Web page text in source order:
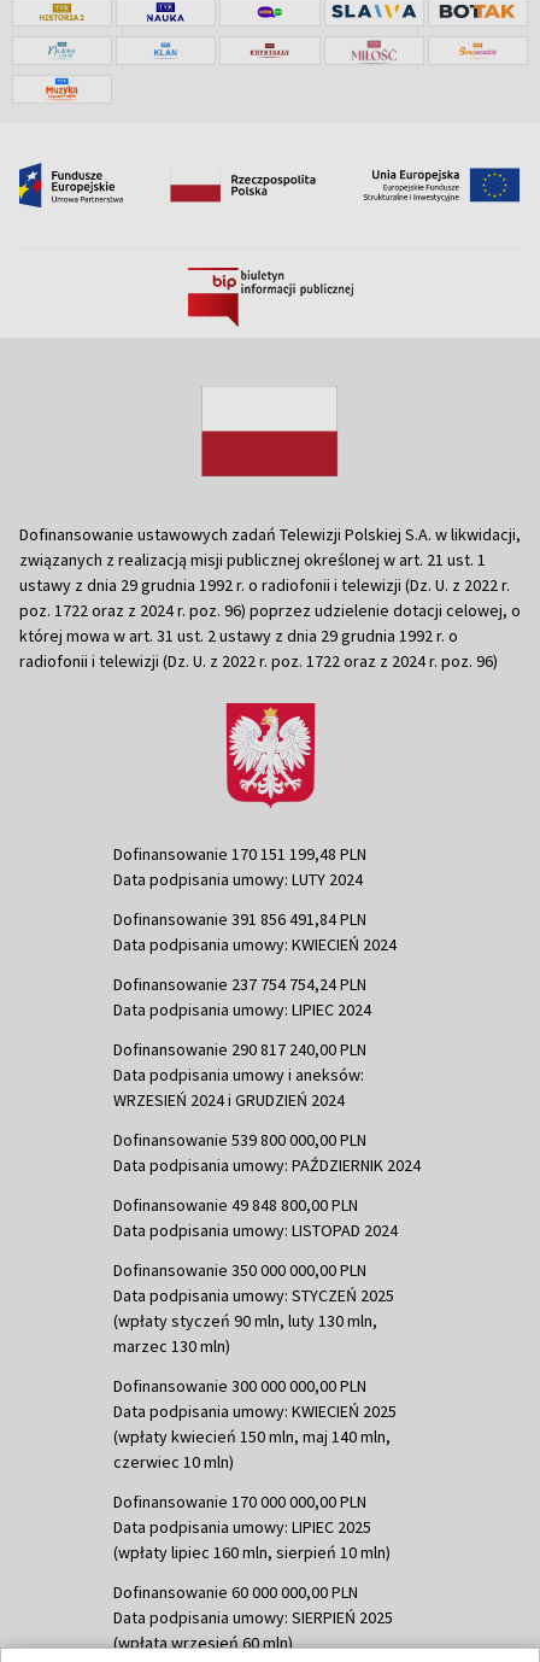
Dofinansowanie ustawowych zadań Telewizji Polskiej S.A. w likwidacji,
związanych z realizacją misji publicznej określonej w art. 21 ust. 1
ustawy z dnia 29 grudnia 1992 r. o radiofonii i telewizji (Dz. U. z 2022 r.
poz. 1722 oraz z 2024 r. poz. 96) poprzez udzielenie dotacji celowej, o
której mowa w art. 31 ust. 2 ustawy z dnia 29 grudnia 1992 r. o
radiofonii i telewizji (Dz. U. z 2022 r. poz. 1722 oraz z 2024 r. poz. 96)
Dofinansowanie 170 151 199,48 PLN
Data podpisania umowy: LUTY 2024
Dofinansowanie 391 856 491,84 PLN
Data podpisania umowy: KWIECIEŃ 2024
Dofinansowanie 237 754 754,24 PLN
Data podpisania umowy: LIPIEC 2024
Dofinansowanie 290 817 240,00 PLN
Data podpisania umowy i aneksów:
WRZESIEŃ 2024 i GRUDZIEŃ 2024
Dofinansowanie 539 800 000,00 PLN
Data podpisania umowy: PAŹDZIERNIK 2024
Dofinansowanie 49 848 800,00 PLN
Data podpisania umowy: LISTOPAD 2024
Dofinansowanie 350 000 000,00 PLN
Data podpisania umowy: STYCZEŃ 2025
(wpłaty styczeń 90 mln, luty 130 mln,
marzec 130 mln)
Dofinansowanie 300 000 000,00 PLN
Data podpisania umowy: KWIECIEŃ 2025
(wpłaty kwiecień 150 mln, maj 140 mln,
czerwiec 10 mln)
Dofinansowanie 170 000 000,00 PLN
Data podpisania umowy: LIPIEC 2025
(wpłaty lipiec 160 mln, sierpień 10 mln)
Dofinansowanie 60 000 000,00 PLN
Data podpisania umowy: SIERPIEŃ 2025
(wpłata wrzesień 60 mln)